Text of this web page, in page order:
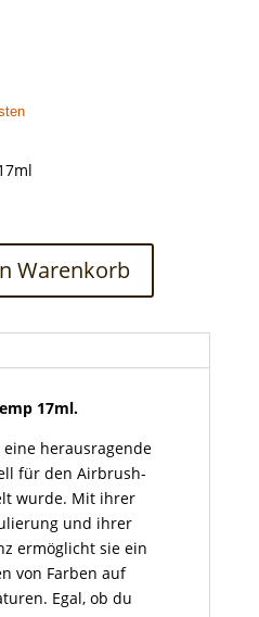
Warenkorb
17ml.
herausragende
für den Airbrush-
wurde. Mit ihrer
und ihrer
ermöglicht sie ein
von Farben auf
Egal, ob du